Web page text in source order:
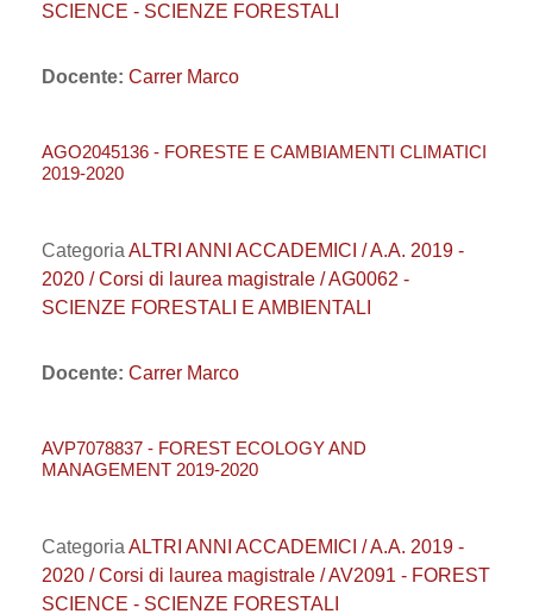
SCIENCE - SCIENZE FORESTALI
Docente: Carrer Marco
AGO2045136 - FORESTE E CAMBIAMENTI CLIMATICI
2019-2020
Categoria ALTRI ANNI ACCADEMICI / A.A. 2019 -
2020 / Corsi di laurea magistrale / AG0062 -
SCIENZE FORESTALI E AMBIENTALI
Docente: Carrer Marco
AVP7078837 - FOREST ECOLOGY AND
MANAGEMENT 2019-2020
Categoria ALTRI ANNI ACCADEMICI / A.A. 2019 -
2020 / Corsi di laurea magistrale / AV2091 - FOREST
SCIENCE - SCIENZE FORESTALI